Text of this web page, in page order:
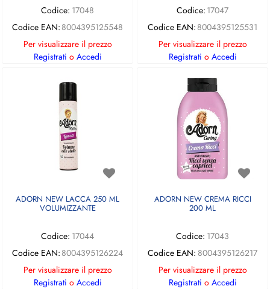
Codice: 17048
Codice EAN: 8004395125548
Per visualizzare il prezzo
Registrati o Accedi
Codice: 17047
Codice EAN: 8004395125531
Per visualizzare il prezzo
Registrati o Accedi
ADORN NEW LACCA 250 ML
VOLUMIZZANTE
Codice: 17044
Codice EAN: 8004395126224
Per visualizzare il prezzo
Registrati o Accedi
ADORN NEW CREMA RICCI
200 ML
Codice: 17043
Codice EAN: 8004395126217
Per visualizzare il prezzo
Registrati o Accedi